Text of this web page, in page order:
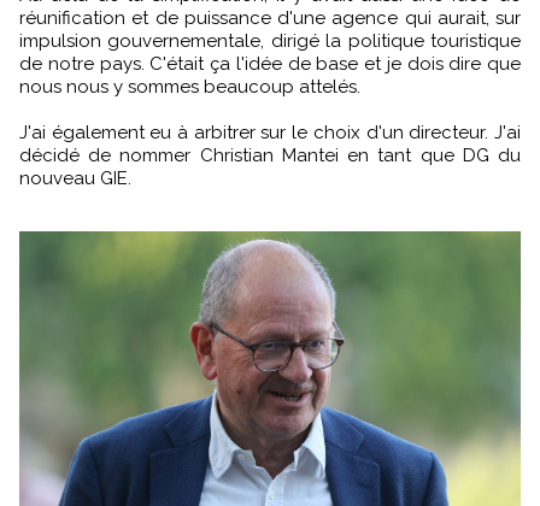
réunification et de puissance d'une agence qui aurait, sur
impulsion gouvernementale, dirigé la politique touristique
de notre pays. C'était ça l'idée de base et je dois dire que
nous nous y sommes beaucoup attelés.
J'ai également eu à arbitrer sur le choix d'un directeur. J'ai
décidé de nommer Christian Mantei en tant que DG du
nouveau GIE.